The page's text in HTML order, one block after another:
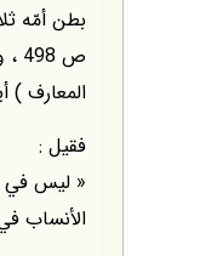
بطن أمّه
المعارف )
فقيل :
« ليس في
الأنساب